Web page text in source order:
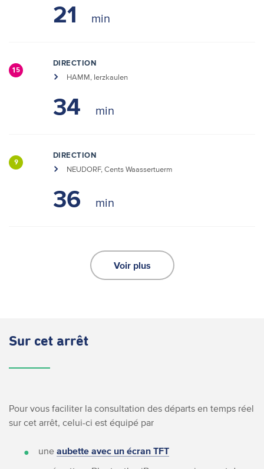
21
15
DIRECTION
HAMM, Ierzkaulen
34
9
DIRECTION
NEUDORF, Cents Waassertuerm
36
Voir plus
Sur cet arrêt
Pour vous faciliter la consultation des départs en temps réel
sur cet arrêt, celui-ci est équipé par
une aubette avec un écran TFT